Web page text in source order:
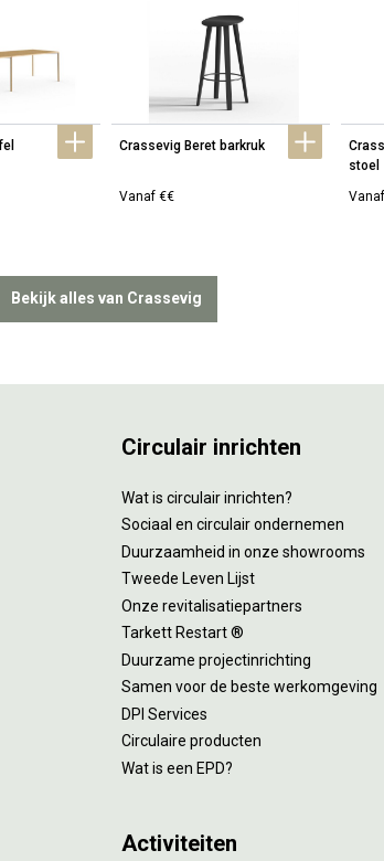
Crassevig Beret barkruk
Vanaf €€
stoel
Bekijk alles van Crassevig
Circulair inrichten
Wat is circulair inrichten?
Sociaal en circulair ondernemen
Duurzaamheid in onze showrooms
Tweede Leven Lijst
Onze revitalisatiepartners
Tarkett Restart ®
Duurzame projectinrichting
Samen voor de beste werkomgeving
DPI Services
Circulaire producten
Wat is een EPD?
Activiteiten